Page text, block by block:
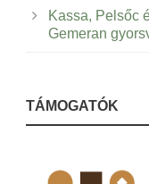
Kassa, Pelsőc
Gemeran
TÁMOGATÓK